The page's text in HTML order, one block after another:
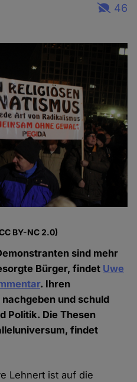
46
BY-NC 2.0)
sind mehr
Bürger, findet Uwe
. Ihren
und schuld
Politik. Die Thesen
findet
Lehnert ist auf die